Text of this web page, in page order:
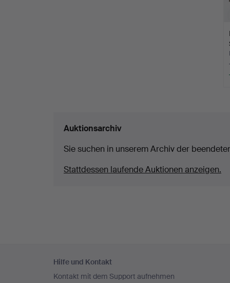
Auktionsarchiv
Sie suchen in unserem Archiv der
Stattdessen laufende Auktionen anzeigen.
Navigation
Hilfe und Kontakt
Kontakt mit dem Support aufnehmen